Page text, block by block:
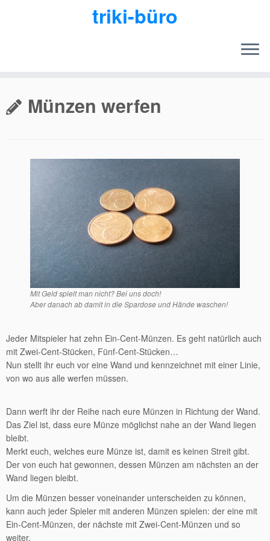
Inhalt
springen
triki-büro
Münzen werfen
Mit Geld spielt man nicht? Bei uns doch!
Aber danach ab damit in die Spardose und Hände waschen!
Jeder Mitspieler hat zehn Ein-Cent-Münzen. Es geht natürlich auch
mit Zwei-Cent-Stücken, Fünf-Cent-Stücken…
Nun stellt ihr euch vor eine Wand und kennzeichnet mit einer Linie,
von wo aus alle werfen müssen.
Dann werft ihr der Reihe nach eure Münzen in Richtung der Wand.
Das Ziel ist, dass eure Münze möglichst nahe an der Wand liegen
bleibt.
Merkt euch, welches eure Münze ist, damit es keinen Streit gibt.
Der von euch hat gewonnen, dessen Münzen am nächsten an der
Wand liegen bleibt.
Um die Münzen besser voneinander unterscheiden zu können,
kann auch jeder Spieler mit anderen Münzen spielen: der eine mit
Ein-Cent-Münzen, der nächste mit Zwei-Cent-Münzen und so
weiter.